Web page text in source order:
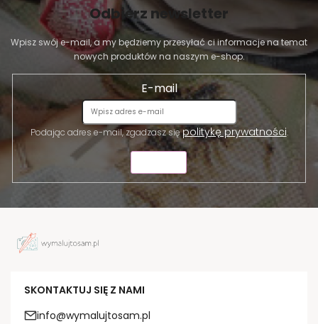
Odbierz newsletter
Wpisz swój e-mail, a my będziemy przesyłać ci informacje na temat
nowych produktów na naszym e-shop.
E-mail
Podając adres e-mail, zgadzasz siępolitykę prywatności.
SKONTAKTUJ SIĘ Z NAMI
info@wymalujtosam.pl